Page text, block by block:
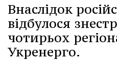
Внаслідок
відбулося
чотирьох
Укренерго.